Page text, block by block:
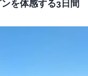
を体感する3日間